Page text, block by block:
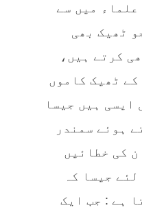
علماء میں سے
ٹھیک بھی
کرتے ہیں،
ٹھیک کاموں
ایسی ہیں جیسا
ہوئے سمندر
کی خطائیں
جیسا کہ
ہے : جب ایک